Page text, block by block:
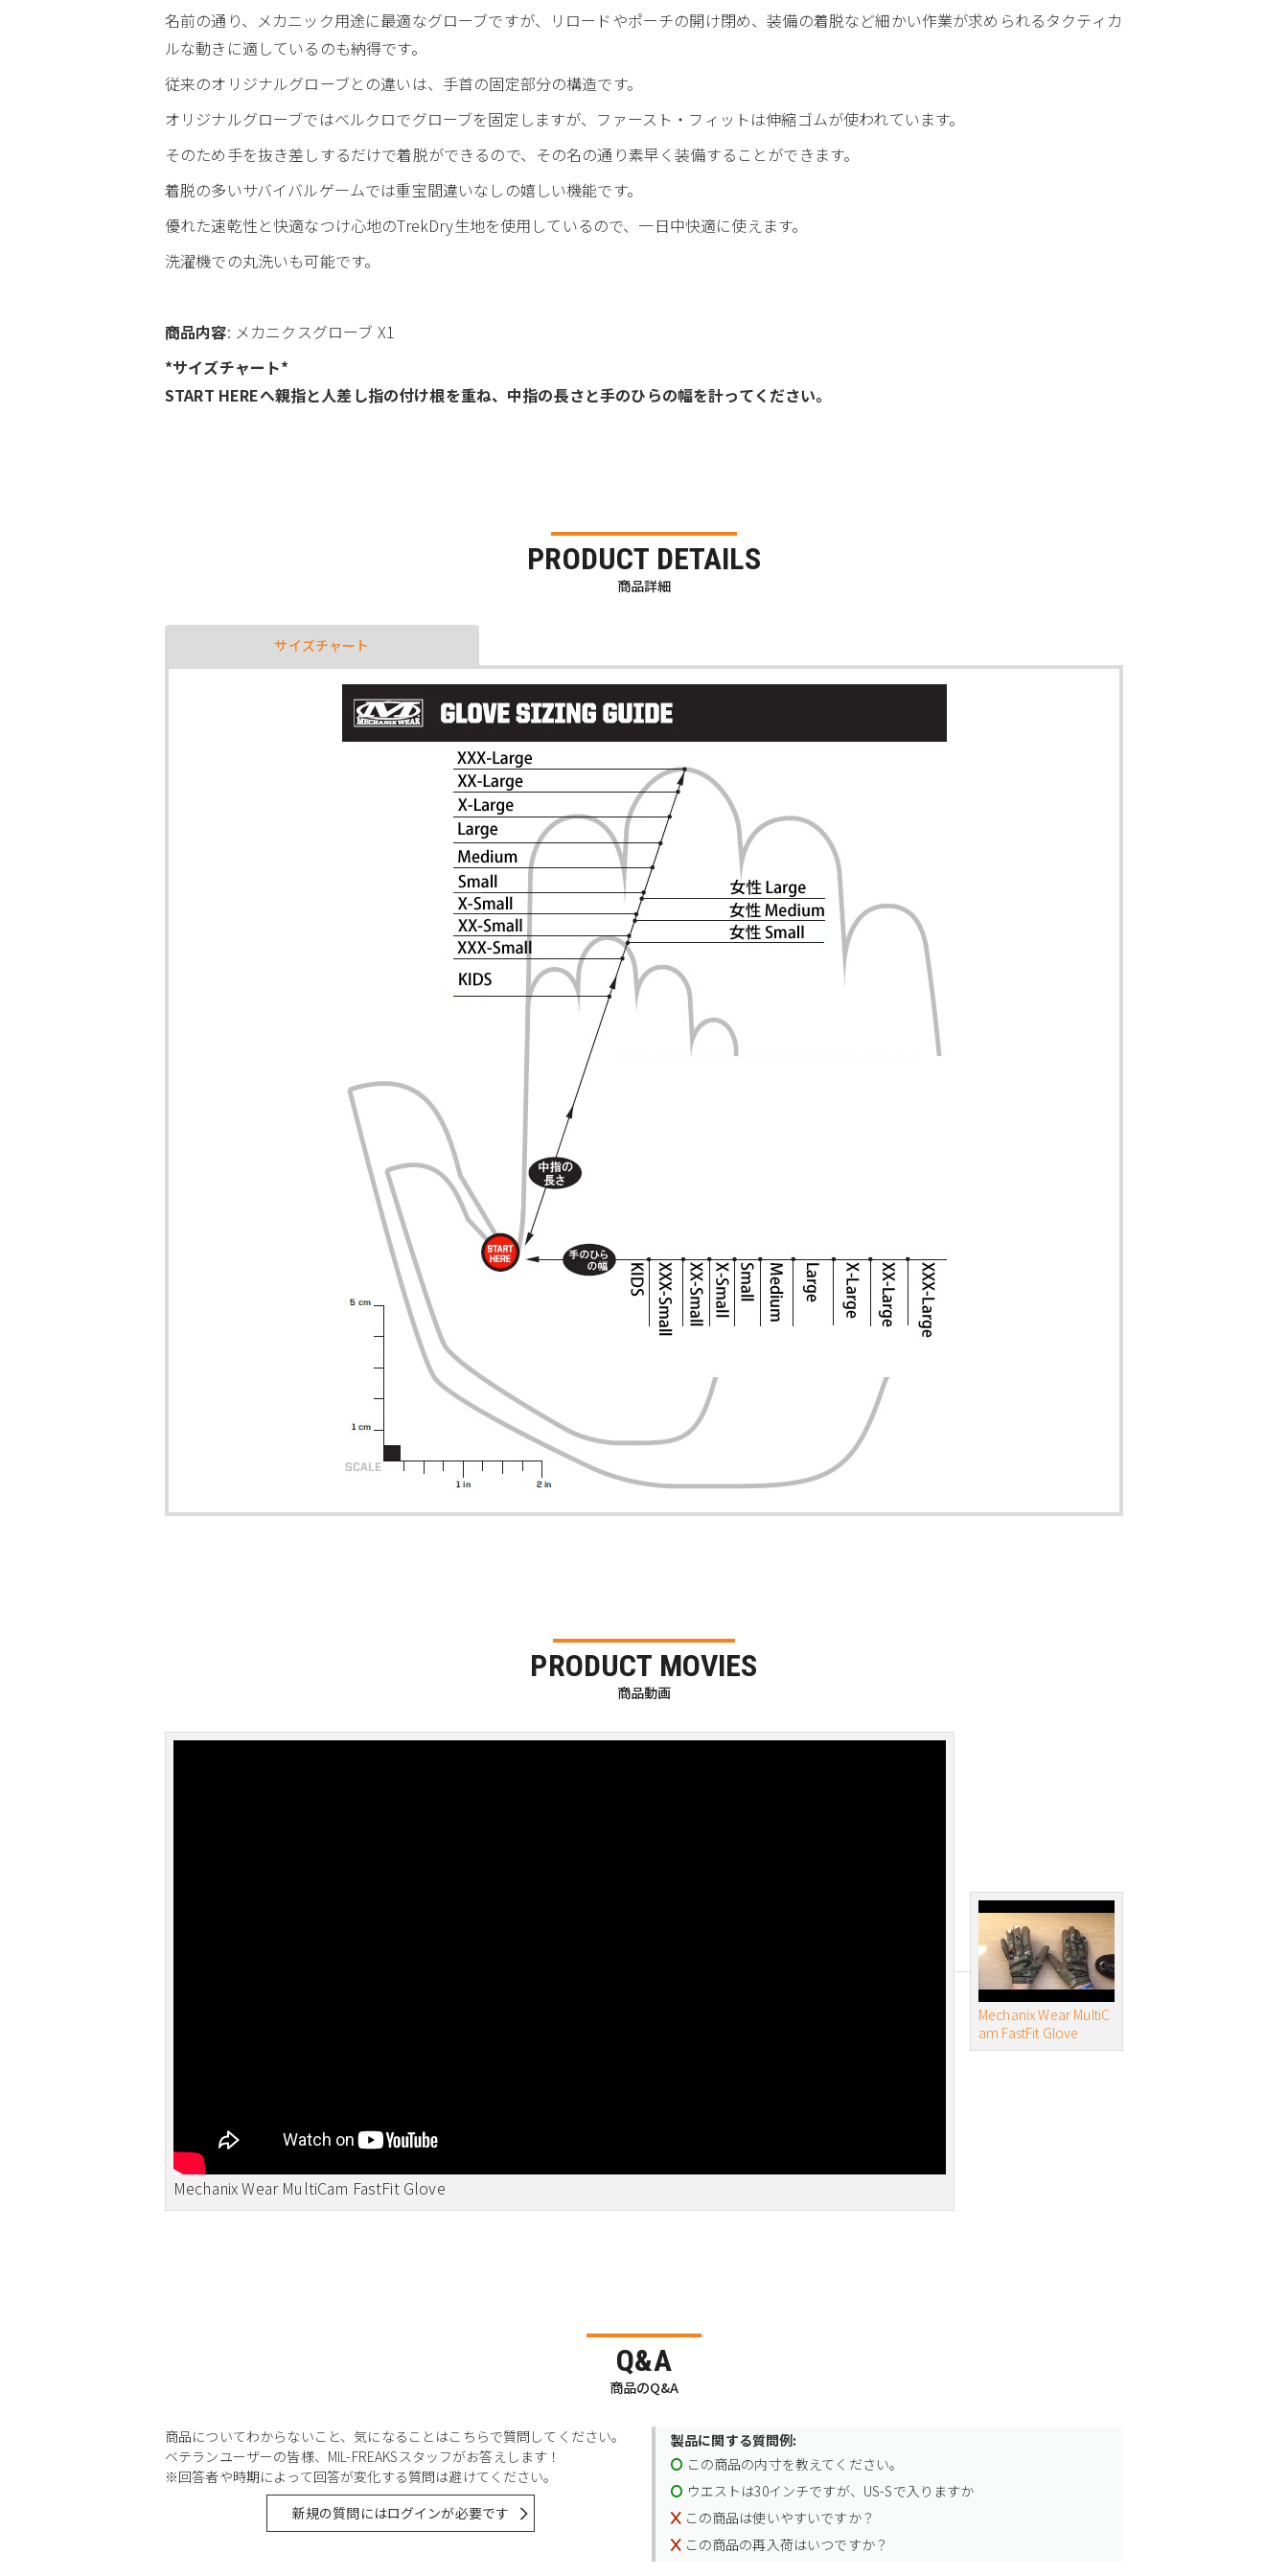
名前の通り、メカニック用途に最適なグローブですが、リロードやポーチの開け閉め、装備の着脱など細かい作業が求められるタクティカ
ルな動きに適しているのも納得です。
従来のオリジナルグローブとの違いは、手首の固定部分の構造です。
オリジナルグローブではベルクロでグローブを固定しますが、ファースト・フィットは伸縮ゴムが使われています。
そのため手を抜き差しするだけで着脱ができるので、その名の通り素早く装備することができます。
着脱の多いサバイバルゲームでは重宝間違いなしの嬉しい機能です。
優れた速乾性と快適なつけ心地のTrekDry生地を使用しているので、一日中快適に使えます。
洗濯機での丸洗いも可能です。
商品内容: メカニクスグローブ X1
*サイズチャート*
START HEREへ親指と人差し指の付け根を重ね、中指の長さと手のひらの幅を計ってください。
PRODUCT DETAILS
商品詳細
サイズチャート
PRODUCT MOVIES
商品動画
Mechanix Wear MultiCam FastFit Glove
Mechanix Wear MultiC
am FastFit Glove
Q&A
商品のQ&A
商品についてわからないこと、気になることはこちらで質問してください。
ベテランユーザーの皆様、MIL-FREAKSスタッフがお答えします！
※回答者や時期によって回答が変化する質問は避けてください。
新規の質問にはログインが必要です
製品に関する質問例:
この商品の内寸を教えてください。
ウエストは30インチですが、US-Sで入りますか
この商品は使いやすいですか？
この商品の再入荷はいつですか？